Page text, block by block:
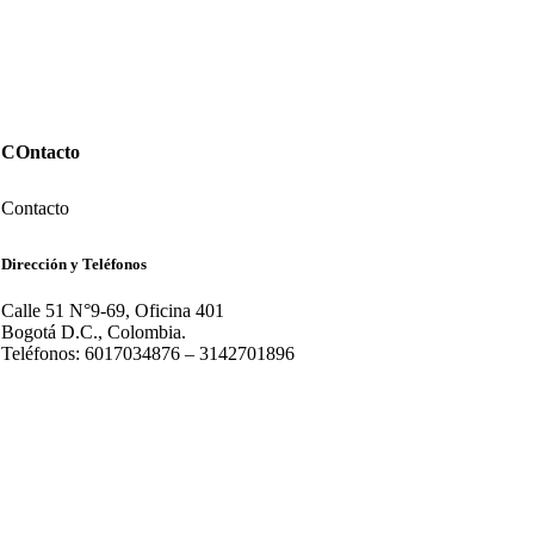
COntacto
Contacto
Dirección y Teléfonos
Calle 51 N°9-69, Oficina 401
Bogotá D.C., Colombia.
Teléfonos: 6017034876 – 3142701896